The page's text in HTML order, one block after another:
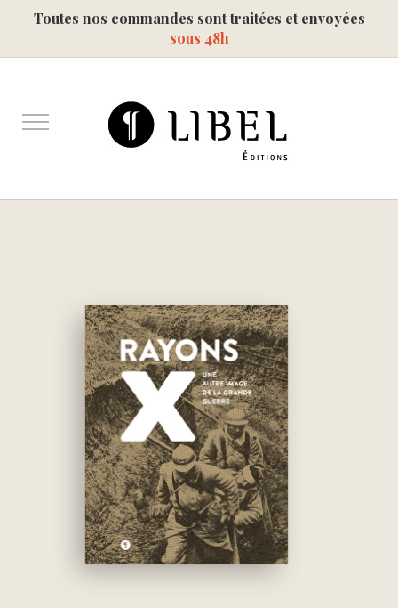
Toutes nos commandes sont traitées et envoyées
sous 48h